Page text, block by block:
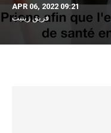
APR 06, 2022 09:21
فريق زينيت